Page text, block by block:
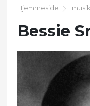
Hjemmeside
Bessie